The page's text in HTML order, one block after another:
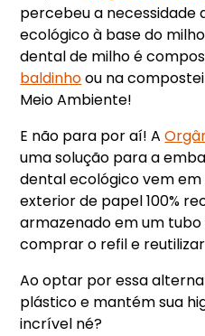
percebeu a necessidade
ecológico à base do
dental de milho é
baldinhoou na
Meio Ambiente!
E não para por aí! A
uma solução para a
dental ecológico vem
exterior de papel 100%
armazenado em um
comprar o refil e
Ao optar por essa
plástico e mantém sua
incrível né?